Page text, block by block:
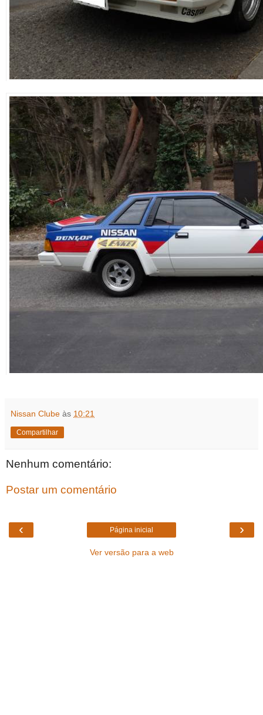
Nissan Clube às 10:21
Compartilhar
Nenhum comentário:
Postar um comentário
‹ ›
Página inicial
Ver versão para a web